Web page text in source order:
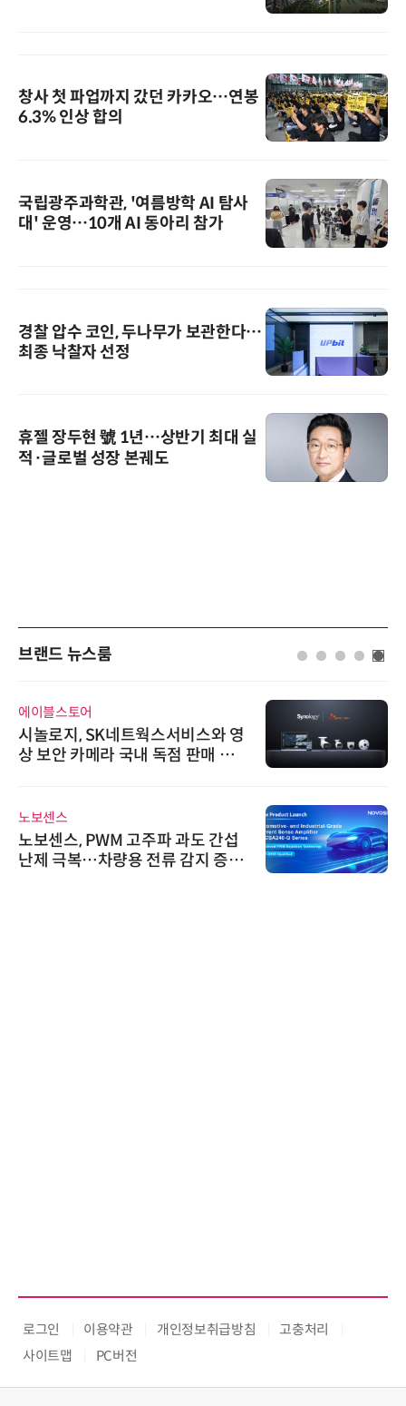
창사 첫 파업까지 갔던 카카오…연봉
6.3% 인상 합의
국립광주과학관, '여름방학 AI 탐사
대' 운영…10개 AI 동아리 참가
경찰 압수 코인, 두나무가 보관한다…
최종 낙찰자 선정
휴젤 장두현 號 1년…상반기 최대 실
적·글로벌 성장 본궤도
브랜드 뉴스룸
에이블스토어
시놀로지, SK네트웍스서비스와 영
상 보안 카메라 국내 독점 판매 파
노보센스
노보센스, PWM 고주파 과도 간섭
난제 극복…차량용 전류 감지 증폭
로그인 이용약관 개인정보취급방침
고충처리
사이트맵
PC버전